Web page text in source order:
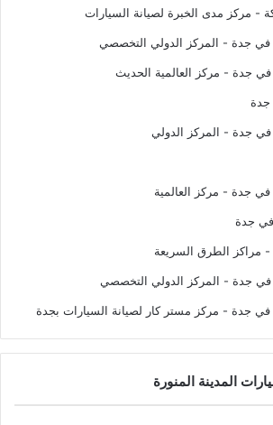
- مركز مدى الخبرة لصيانة السيارات
في جدة - المركز الدولي التخصصي
في جدة - مركز العالمية الحديث
في جدة - المركز الدولي
في جدة - مركز العالمية
جدة
- مراكز الطرق السريعة
في جدة - المركز الدولي التخصصي
في جدة - مركز مستر كار لصيانة السيارات بجدة
المدينة المنورة